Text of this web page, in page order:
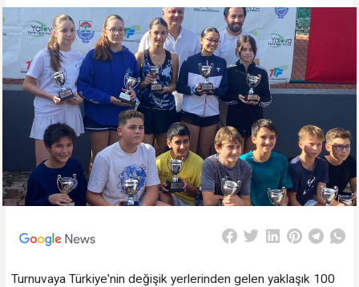
Turnuvaya Türkiye'nin değişik yerlerinden gelen yaklaşık 100